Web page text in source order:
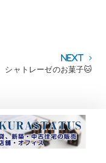
Next
シャトレーゼのお菓子🐱